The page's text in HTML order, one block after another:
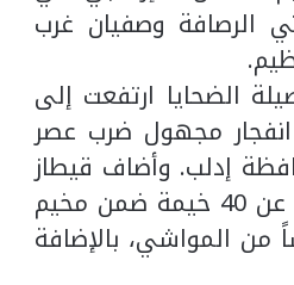
الرصافة وصفيان غرب
الضحايا ارتفعت إلى
ونساء، إثر انفجار مجهول ضرب عصر
إدلب. وأضاف قيطاز
لـ “العربي الجديد” أن الانفجار ألحق أضراراً مادية جسيمة بما يزيد عن 40 خيمة ضمن مخيم
من موقع الانفجار، وأدى لنفوق أكثر من 30 رأساً من المواشي، بالإضافة